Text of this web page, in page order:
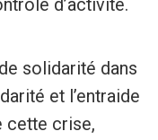
d’activité.
solidarité dans
et l’entraide
cette crise,